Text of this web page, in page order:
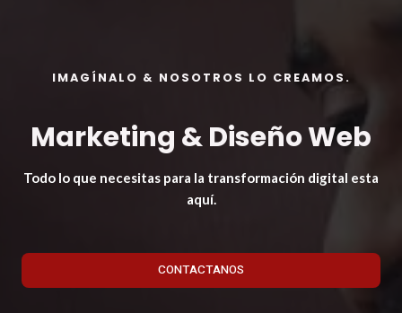
IMAGÍNALO & NOSOTROS LO CREAMOS.
Marketing & Diseño Web
Todo lo que necesitas para la transformación digital esta
aquí.
CONTACTANOS